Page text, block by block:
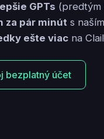
GPTs (predtým
za pár minút s
ešte viac na
bezplatný účet